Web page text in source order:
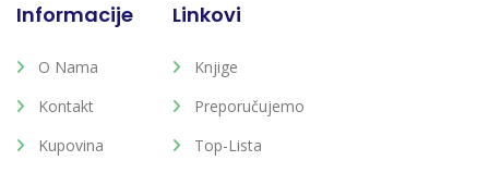
Informacije
O Nama
Kontakt
Kupovina
Linkovi
Knjige
Preporučujemo
Top-Lista